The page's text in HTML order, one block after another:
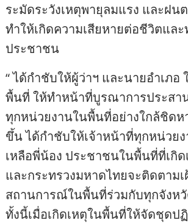
ระมัดระวังเหตุพายุลมแรง และฝน
ทำให้เกิดความเสียหายต่อชีวิตแล
ประชาชน
“ ได้กำชับให้ผู้ว่าฯ และนายอำเภอ
พื้นที่ ให้ทำหน้าที่บูรณาการประสา
ทุกหน่วยงานในพื้นที่อย่างใกล้ชิดห
ขึ้น ได้กำชับให้เจ้าหน้าที่ทุกหน่วย
เหลือพี่น้อง ประชาชนในพื้นที่ที่เกิ
และกระทรวงมหาดไทยจะติดตามเ
สถานการณ์ในพื้นที่ร่วมกับทุกจังห
ทั้งนี้เมื่อเกิดเหตุในพื้นที่ให้จัดชุดป